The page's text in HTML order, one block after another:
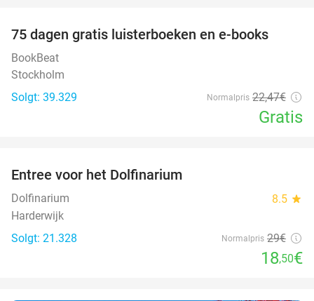
75 dagen gratis luisterboeken en e-books
BookBeat
Stockholm
Solgt: 39.329
Normalpris 22,47€
Gratis
Entree voor het Dolfinarium
Dolfinarium 8.5 star
Harderwijk
Solgt: 21.328
Normalpris 29€
18,50€